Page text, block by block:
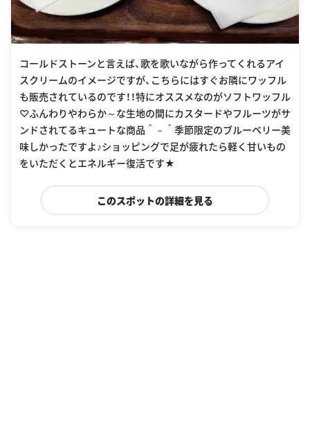
コールドストーンと言えば、歌を歌いながら作ってくれるアイ
スクリームのイメージですが、こちらにはすぐお隣にワッフル
も販売されているのです！！特にオススメなのがソフトワッフル
♡ふんわりやわらか～な生地の間にカスタードやフルーツがサ
ンドされてるキュートな商品＾－＾季節限定のブルーベリー美
味しかったですよ♪ショッピングで足が疲れたら軽く甘いもの
をいただくとエネルギー復活です★
このスポットの詳細を見る